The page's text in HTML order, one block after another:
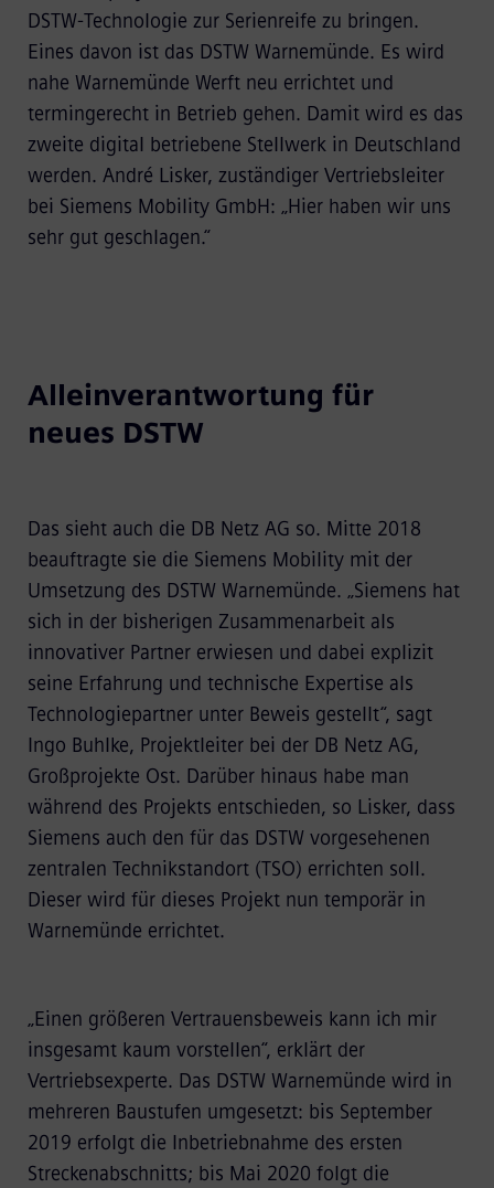
DSTW-Technologie zur Serienreife zu bringen.
Eines davon ist das DSTW Warnemünde. Es wird
nahe Warnemünde Werft neu errichtet und
termingerecht in Betrieb gehen. Damit wird es das
zweite digital betriebene Stellwerk in Deutschland
werden. André Lisker, zuständiger Vertriebsleiter
bei Siemens Mobility GmbH: „Hier haben wir uns
sehr gut geschlagen.“
Alleinverantwortung für
neues DSTW
Das sieht auch die DB Netz AG so. Mitte 2018
beauftragte sie die Siemens Mobility mit der
Umsetzung des DSTW Warnemünde. „Siemens hat
sich in der bisherigen Zusammenarbeit als
innovativer Partner erwiesen und dabei explizit
seine Erfahrung und technische Expertise als
Technologiepartner unter Beweis gestellt“, sagt
Ingo Buhlke, Projektleiter bei der DB Netz AG,
Großprojekte Ost. Darüber hinaus habe man
während des Projekts entschieden, so Lisker, dass
Siemens auch den für das DSTW vorgesehenen
zentralen Technikstandort (TSO) errichten soll.
Dieser wird für dieses Projekt nun temporär in
Warnemünde errichtet.
„Einen größeren Vertrauensbeweis kann ich mir
insgesamt kaum vorstellen“, erklärt der
Vertriebsexperte. Das DSTW Warnemünde wird in
mehreren Baustufen umgesetzt: bis September
2019 erfolgt die Inbetriebnahme des ersten
Streckenabschnitts; bis Mai 2020 folgt die